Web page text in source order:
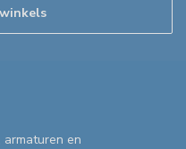
en